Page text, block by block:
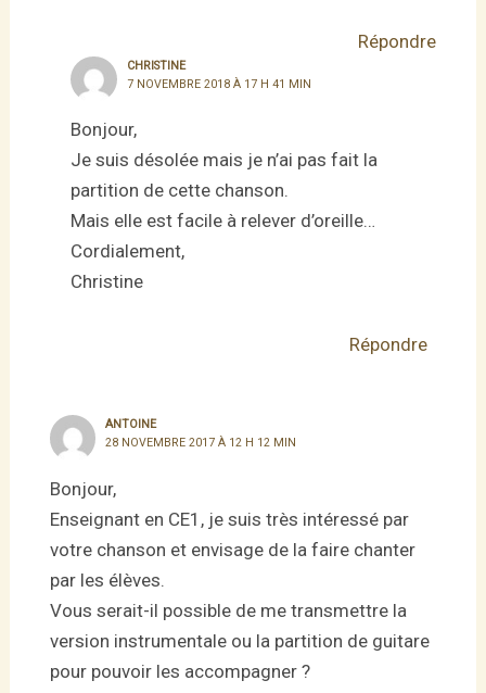
Répondre
CHRISTINE
7 NOVEMBRE 2018 À 17 H 41 MIN
Bonjour,
Je suis désolée mais je n’ai pas fait la
partition de cette chanson.
Mais elle est facile à relever d’oreille…
Cordialement,
Christine
Répondre
ANTOINE
28 NOVEMBRE 2017 À 12 H 12 MIN
Bonjour,
Enseignant en CE1, je suis très intéressé par
votre chanson et envisage de la faire chanter
par les élèves.
Vous serait-il possible de me transmettre la
version instrumentale ou la partition de guitare
pour pouvoir les accompagner ?